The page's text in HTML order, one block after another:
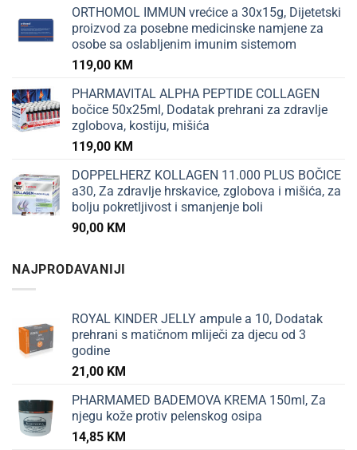
ORTHOMOL IMMUN vrećice a 30x15g, Dijetetski
proizvod za posebne medicinske namjene za
osobe sa oslabljenim imunim sistemom
119,00 KM
PHARMAVITAL ALPHA PEPTIDE COLLAGEN
bočice 50x25ml, Dodatak prehrani za zdravlje
zglobova, kostiju, mišića
119,00 KM
DOPPELHERZ KOLLAGEN 11.000 PLUS BOČICE
a30, Za zdravlje hrskavice, zglobova i mišića, za
bolju pokretljivost i smanjenje boli
90,00 KM
NAJPRODAVANIJI
ROYAL KINDER JELLY ampule a 10, Dodatak
prehrani s matičnom mliječi za djecu od 3
godine
21,00 KM
PHARMAMED BADEMOVA KREMA 150ml, Za
njegu kože protiv pelenskog osipa
14,85 KM